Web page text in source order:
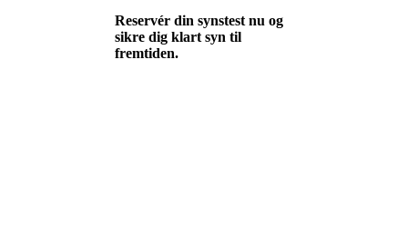
Reservér din synstest nu og
sikre dig klart syn til
fremtiden.